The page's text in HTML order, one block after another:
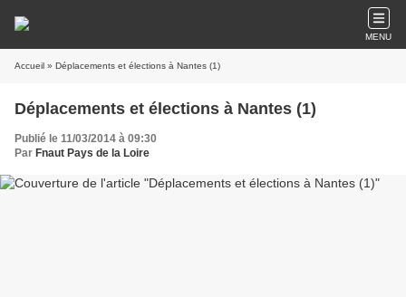
MENU
Accueil » Déplacements et élections à Nantes (1)
Déplacements et élections à Nantes (1)
Publié le 11/03/2014 à 09:30
Par Fnaut Pays de la Loire